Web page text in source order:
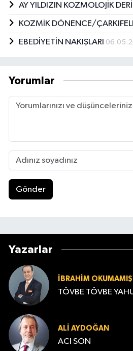
AY YILDIZIN KOZMOLOJİK
KOZMİK DÖNENCE/
EBEDİYETİN NAKIŞLARI
Yorumlar
Gönder
Yazarlar
İBRAHIM OKUMAMIŞ
TÖVBE TÖVBE
ALI AYDOĞAN
ACI SON